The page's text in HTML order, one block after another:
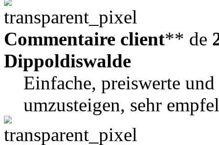
Commentaire client** de
Dippoldiswalde
Einfache, preiswerte
umzusteigen, sehr